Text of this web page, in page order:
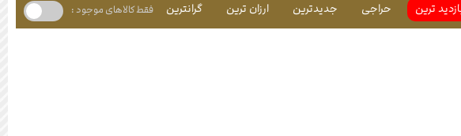
ترین حراجی جدیدترین ارزان ترین گرانترین فقط کالاهای موجود :